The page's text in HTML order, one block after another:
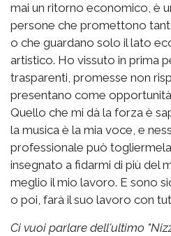
mai un ritorno economico, è
persone che promettono
o che guardano solo il lato
artistico. Ho vissuto in prima
trasparenti, promesse non
presentano come
Quello che mi dà la forza è
la musica è la mia voce, e
professionale può
insegnato a fidarmi di più del
meglio il mio lavoro. E sono
o poi, farà il suo lavoro con
Ci vuoi parlare dell'ultimo